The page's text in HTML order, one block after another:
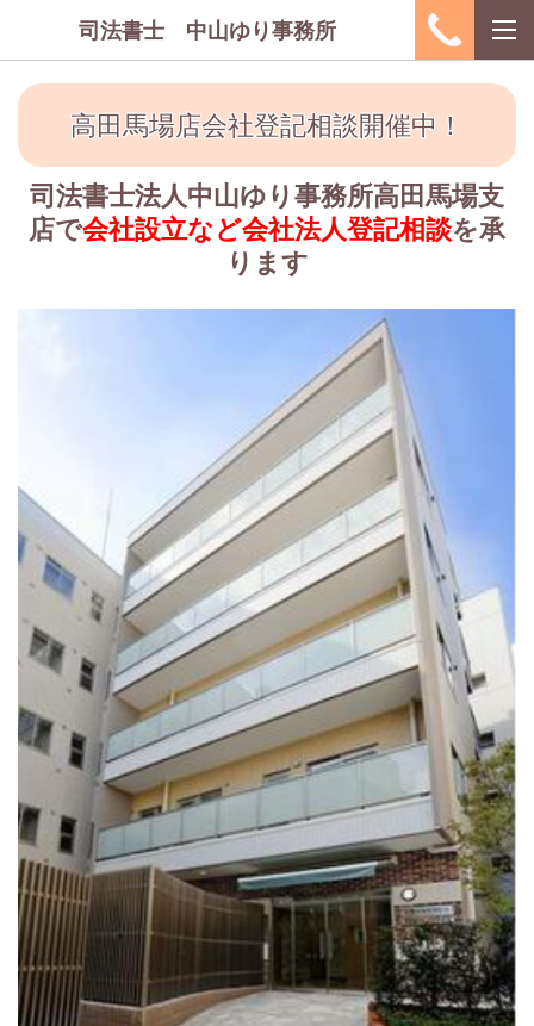
司法書士 中山ゆり事務所
高田馬場店会社登記相談開催中！
司法書士法人中山ゆり事務所高田馬場支
店で会社設立など会社法人登記相談を承
ります